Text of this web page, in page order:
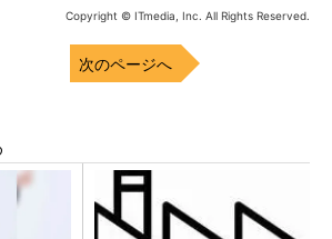
Copyright © ITmedia, Inc. All Rights Reserved.
次のページへ